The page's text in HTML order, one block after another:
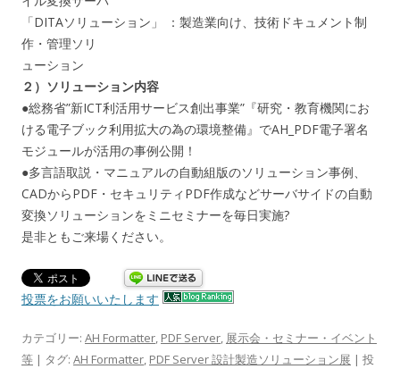
「DITAソリューション」 ：製造業向け、技術ドキュメント制
作・管理ソリ
ューション
２）ソリューション内容
●総務省”新ICT利活用サービス創出事業”『研究・教育機関にお
ける電子ブック利用拡大の為の環境整備』でAH_PDF電子署名
モジュールが活用の事例公開！
●多言語取説・マニュアルの自動組版のソリューション事例、
CADからPDF・セキュリティPDF作成などサーバサイドの自動
変換ソリューションをミニセミナーを毎日実施?
是非ともご来場ください。
投票をお願いいたします
カテゴリー: AH Formatter, PDF Server, 展示会・セミナー・イベント
等 | タグ: AH Formatter, PDF Server 設計製造ソリューション展 | 投